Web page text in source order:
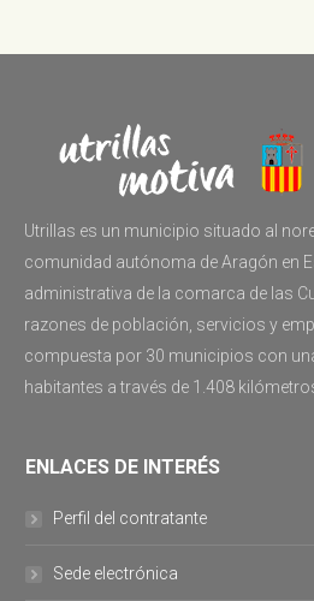
Utrillas es un municipio situado al
comunidad autónoma de Aragón en
administrativa de la comarca de las
razones de población, servicios y
compuesta por 30 municipios con
habitantes a través de 1.408
ENLACES DE INTERÉS
Perfil del contratante
Sede electrónica